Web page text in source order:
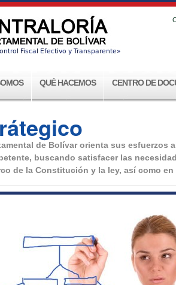
QUÉ HACEMOS CENTRO DE
de Bolívar orienta sus
buscando satisfacer las
de la Constitución y la ley, así como